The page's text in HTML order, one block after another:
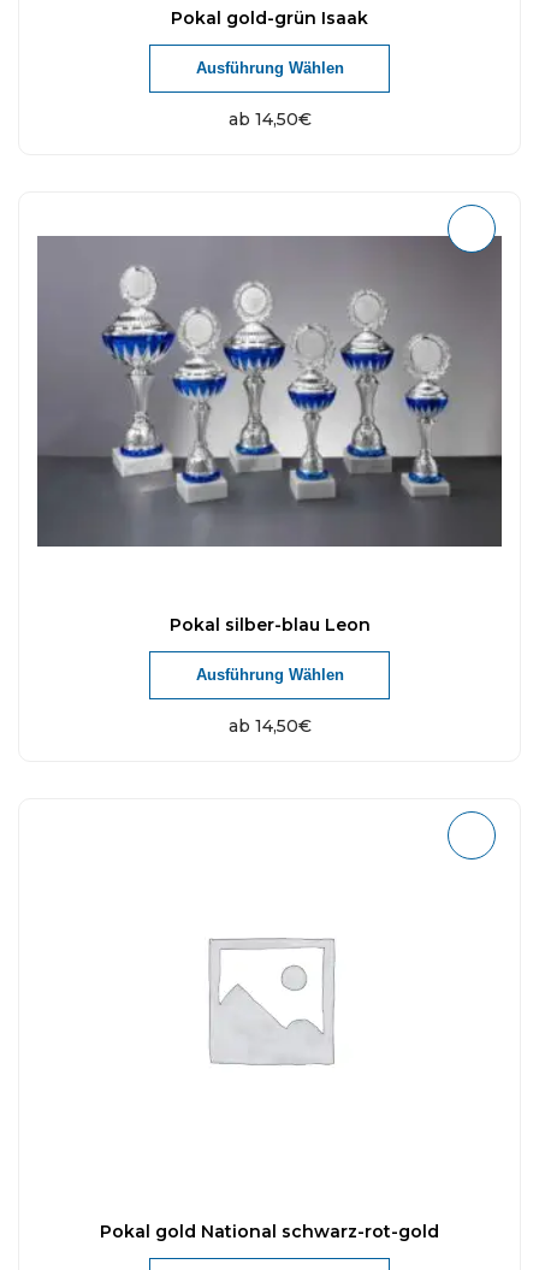
Pokal gold-grün Isaak
ab 14,50€
Ausführung Wählen
Pokal silber-blau Leon
ab 14,50€
Ausführung Wählen
Pokal gold National schwarz-rot-gold